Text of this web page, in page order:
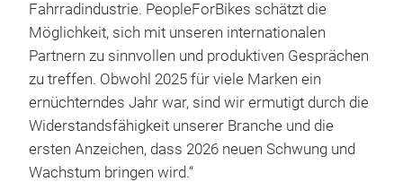
Fahrradindustrie. PeopleForBikes schätzt die
Möglichkeit, sich mit unseren internationalen
Partnern zu sinnvollen und produktiven Gesprächen
zu treffen. Obwohl 2025 für viele Marken ein
ernüchterndes Jahr war, sind wir ermutigt durch die
Widerstandsfähigkeit unserer Branche und die
ersten Anzeichen, dass 2026 neuen Schwung und
Wachstum bringen wird.“